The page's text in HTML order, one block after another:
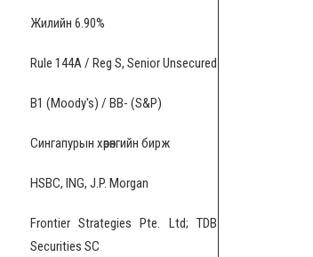
Жилийн 6.90%
Rule 144A / Reg S, Senior Unsecured
B1 (Moody's) / BB- (S&P)
Сингапурын хөрөнгийн бирж
HSBC, ING, J.P. Morgan
Frontier Strategies Pte. Ltd; TDB
Securities SC